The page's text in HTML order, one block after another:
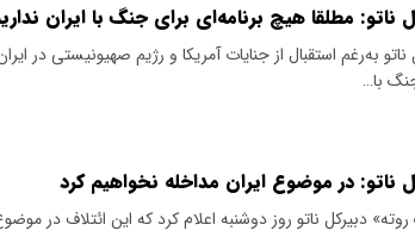
ناتو: مطلقا هیچ برنامه‌ای برای جنگ با ایران
ناتو به‌رغم استقبال از جنایات آمریکا و رژیم صهیونیستی در
با…
ناتو: در موضوع ایران مداخله نخواهیم کرد
دبیرکل ناتو روز دوشنبه اعلام کرد که این ائتلاف در